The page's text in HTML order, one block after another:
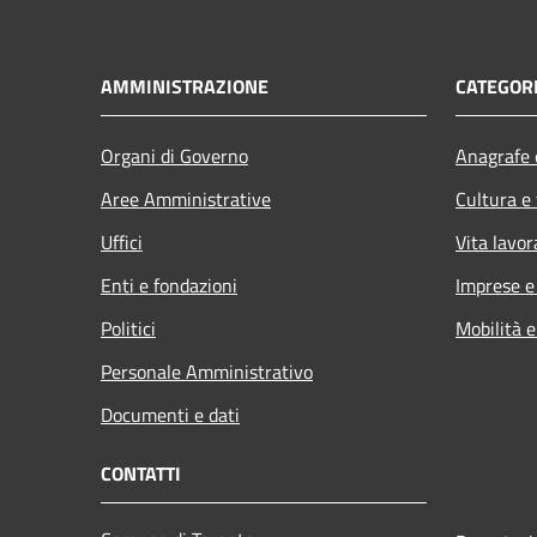
AMMINISTRAZIONE
Organi di Governo
Aree Amministrative
Uffici
Enti e fondazioni
Politici
Personale Amministrativo
Documenti e dati
Cultura
Vita
Imprese
Mobilità
CONTATTI